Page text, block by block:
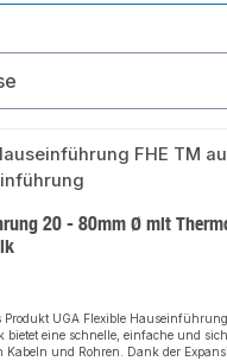
20 - 80mm Ø mit
Produkt UGA Flexible
bietet eine schnelle, einfache und
und Rohren. Dank der